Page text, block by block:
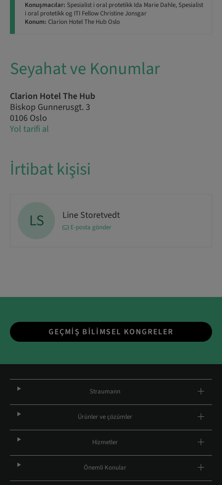
Konuşmacılar: Spesialist i oral protetikk Ida Marie Dahle, Spesialist
i oral protetikk og ITI Fellow Christine Jonsgar
Konum: Clarion Hotel The Hub Oslo
Seyahat ve Konumlar
Clarion Hotel The Hub
Biskop Gunnerusgt. 3
0106 Oslo
Yol tarifi al
İrtibat kişisi
LS Line Storetvedt
E-posta gönder
GEÇMIŞ BILIMSEL KONGRELER
Straumann
Ürünler ve çözümler
Hizmetler
Önemli Konular